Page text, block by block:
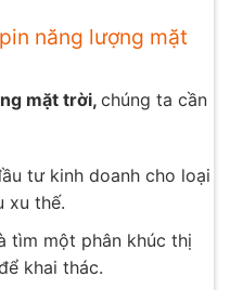
năng lượng mặt
mặt trời, chúng ta cần
tư kinh doanh cho loại
xu thế.
tìm một phân khúc thị
khai thác.